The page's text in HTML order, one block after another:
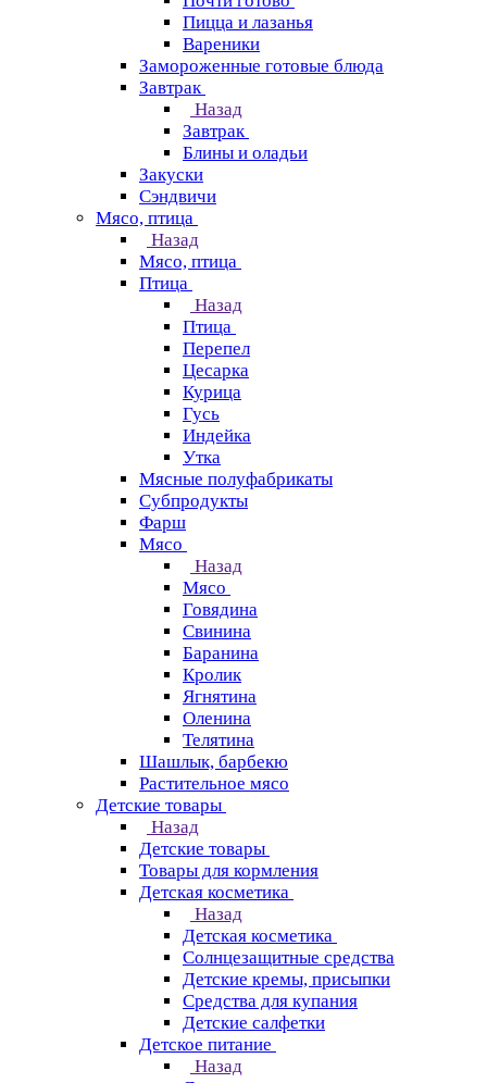
Пицца и лазанья
Вареники
Замороженные готовые блюда
Завтрак
Назад
Завтрак
Блины и оладьи
Закуски
Сэндвичи
Мясо, птица
Назад
Мясо, птица
Птица
Назад
Птица
Перепел
Цесарка
Курица
Гусь
Индейка
Утка
Мясные полуфабрикаты
Субпродукты
Фарш
Мясо
Назад
Мясо
Говядина
Свинина
Баранина
Кролик
Ягнятина
Оленина
Телятина
Шашлык, барбекю
Растительное мясо
Детские товары
Назад
Детские товары
Товары для кормления
Детская косметика
Назад
Детская косметика
Солнцезащитные средства
Детские кремы, присыпки
Средства для купания
Детские салфетки
Детское питание
Назад